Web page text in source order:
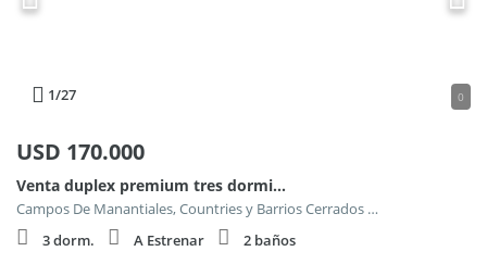
1/27 0
USD 170.000
Venta duplex premium tres dormitorios Campos de Manantiales
Campos De Manantiales, Countries y Barrios Cerrados en Cordoba Capital
3 dorm.
A Estrenar
2 baños